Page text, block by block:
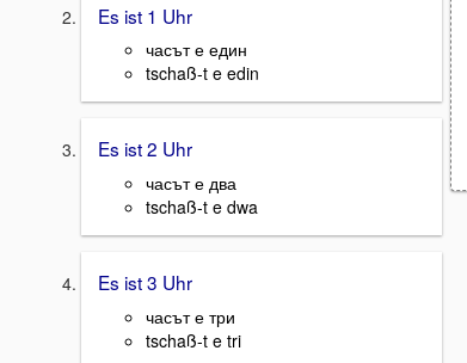
Es ist 1 Uhr
часът е един
tschaß-t e edin
Es ist 2 Uhr
часът е два
tschaß-t e dwa
Es ist 3 Uhr
часът е три
tschaß-t e tri